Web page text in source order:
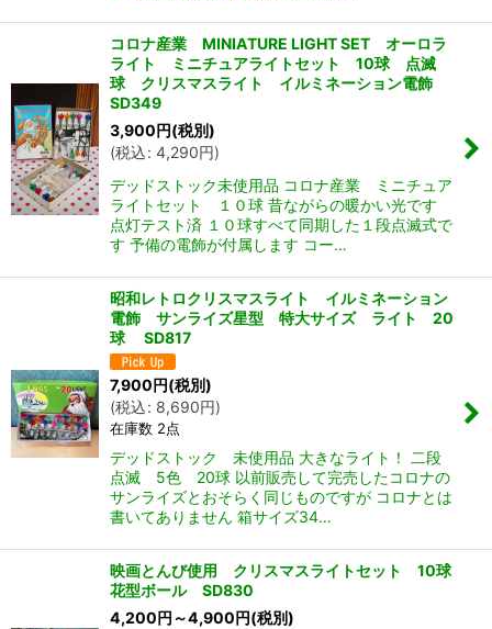
コロナ産業 MINIATURE LIGHT SET オーロラ
ライト ミニチュアライトセット 10球 点滅
球 クリスマスライト イルミネーション電飾
SD349
3,900円(税別)
(税込: 4,290円)
デッドストック未使用品 コロナ産業 ミニチュア
ライトセット １０球 昔ながらの暖かい光です
点灯テスト済 １０球すべて同期した１段点滅式で
す 予備の電飾が付属します コー…
昭和レトロクリスマスライト イルミネーション
電飾 サンライズ星型 特大サイズ ライト 20
球 SD817
7,900 円(税別)
(税込: 8,690円)
在庫数 2点
デッドストック 未使用品 大きなライト！ 二段
点滅 5色 20球 以前販売して完売したコロナの
サンライズとおそらく同じものですが コロナとは
書いてありません 箱サイズ34…
映画とんび使用 クリスマスライトセット 10球
花型ボール SD830
4,200 円 ～4,900 円(税別)